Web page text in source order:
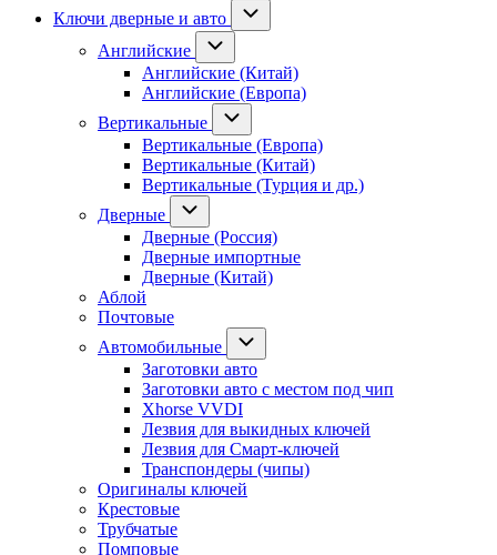
Ключи дверные и авто
Английские
Английские (Китай)
Английские (Европа)
Вертикальные
Вертикальные (Европа)
Вертикальные (Китай)
Вертикальные (Турция и др.)
Дверные
Дверные (Россия)
Дверные импортные
Дверные (Китай)
Аблой
Почтовые
Автомобильные
Заготовки авто
Заготовки авто с местом под чип
Xhorse VVDI
Лезвия для выкидных ключей
Лезвия для Смарт-ключей
Транспондеры (чипы)
Оригиналы ключей
Крестовые
Трубчатые
Помповые